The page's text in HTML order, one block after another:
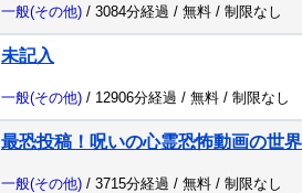
一般(その他) / 3084分経過 / 無料 / 制限なし
未記入
一般(その他) / 12906分経過 / 無料 / 制限なし
最恐投稿！呪いの心霊恐怖動画の世界
一般(その他) / 3715分経過 / 無料 / 制限なし